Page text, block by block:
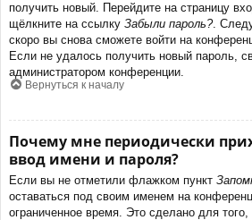
получить новый. Перейдите на страницу
щёлкните на ссылку Забыли пароль?.
скоро вы снова сможете войти на
Если не удалось получить новый пароль,
администратором конференции.
Вернуться к началу
Почему мне периодически
ввод имени и пароля?
Если вы не отметили флажком пункт
оставаться под своим именем на
ограниченное время. Это сделано для того,